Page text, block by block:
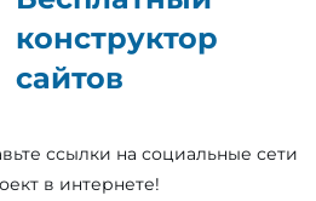
конструктор
сайтов
ссылки на социальные сети
в интернете!